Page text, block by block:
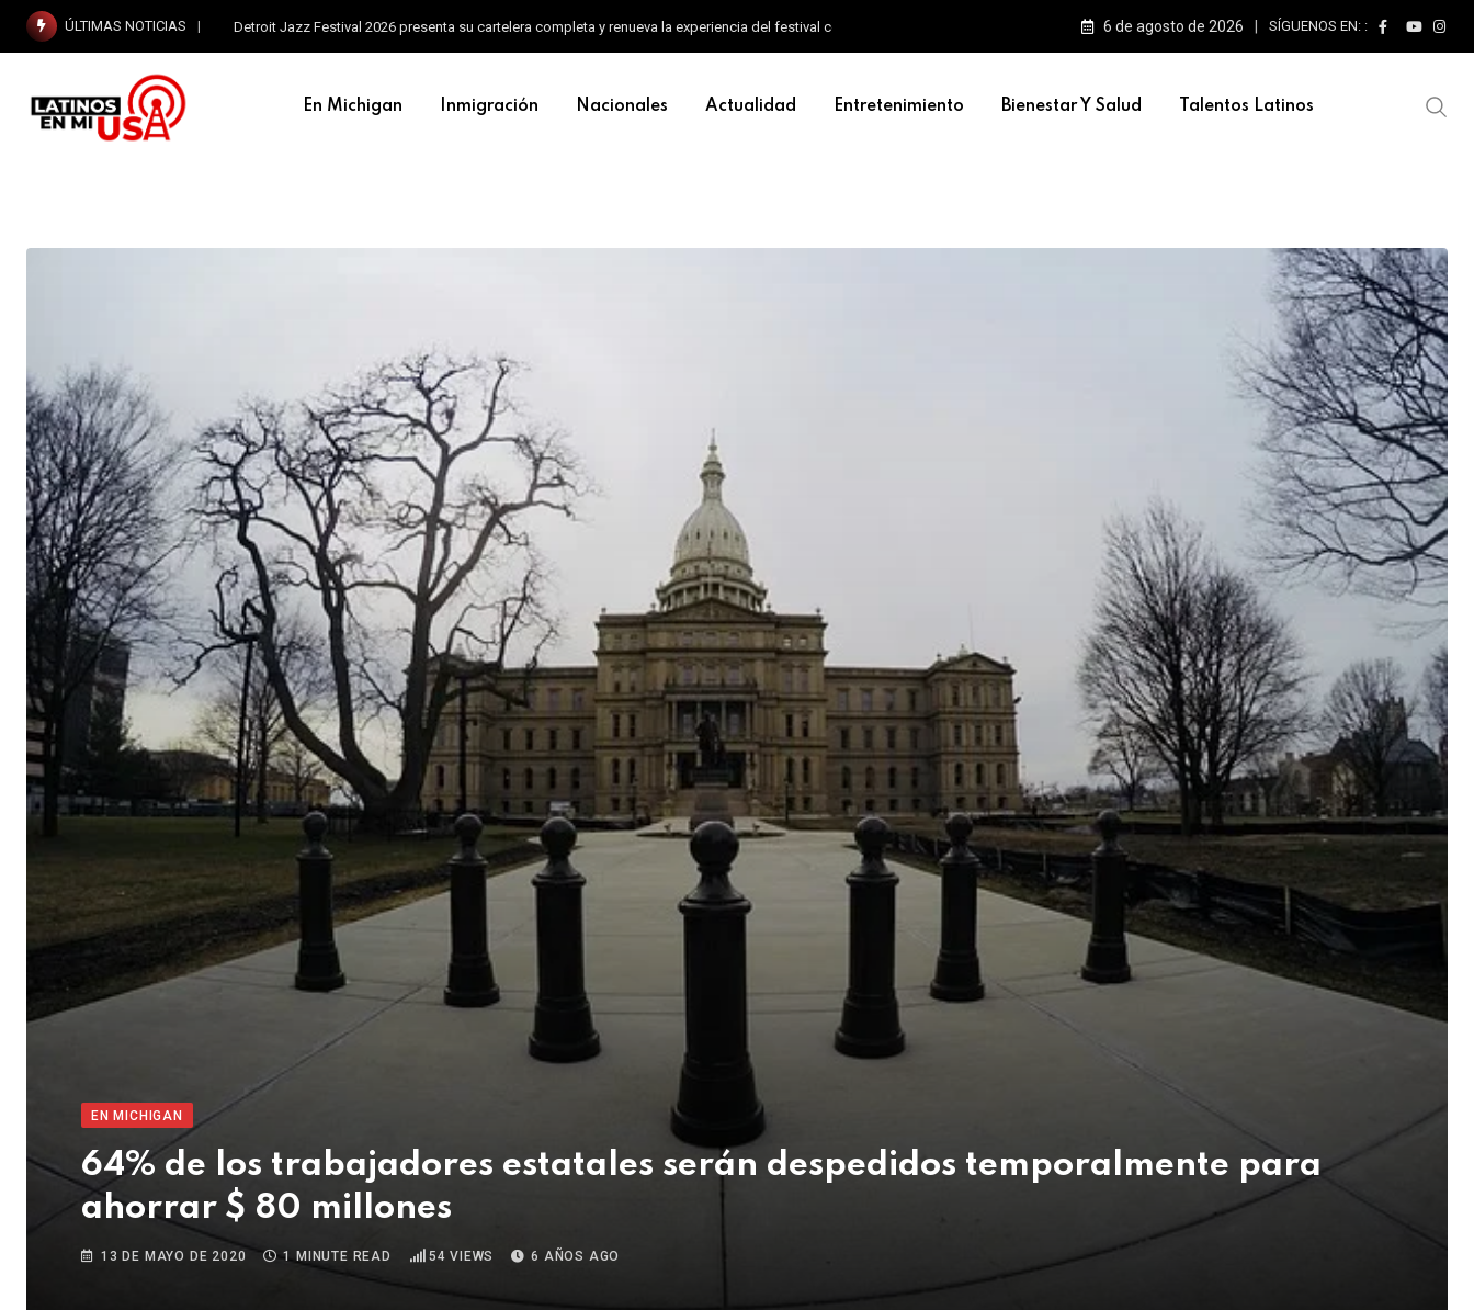
ÚLTIMAS NOTICIAS Detroit Jazz Festival 2026 presenta su cartelera completa y renueva la experiencia del festival con un nuevo formato de escenarios 6 de agosto de 2026 SÍGUENOS EN: :
En Michigan Inmigración Nacionales Actualidad Entretenimiento Bienestar Y Salud Talentos Latinos
EN MICHIGAN
64% de los trabajadores estatales serán despedidos temporalmente para
ahorrar $ 80 millones
13 DE MAYO DE 2020 1 MINUTE READ 54 VIEWS 6 AÑOS AGO